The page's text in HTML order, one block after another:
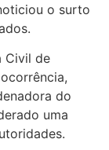
o surto
Civil de
do
uma